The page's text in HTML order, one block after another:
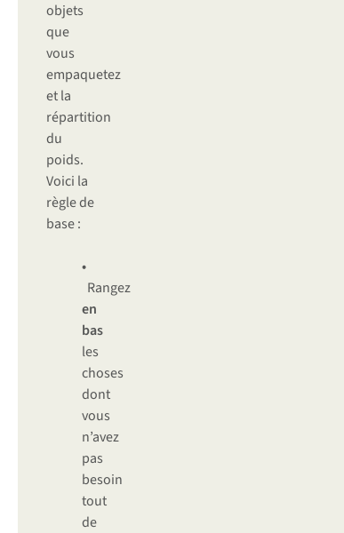
objets
que
vous
empaquetez
et la
répartition
du
poids.
Voici la
règle de
base :
•
Rangez
en
bas
les
choses
dont
vous
n’avez
pas
besoin
tout
de